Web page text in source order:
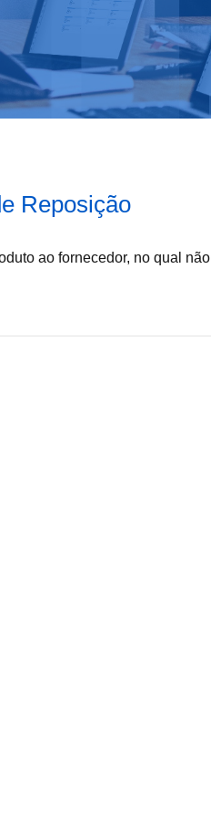
Reposição
ao fornecedor, no qual